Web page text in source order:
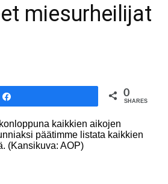
miesurheilijat
0
SHARES
kaikkien aikojen
päätimme listata kaikkien
(Kansikuva: AOP)